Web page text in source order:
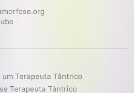
um Terapeuta Tântrico
Terapeuta Tântrico